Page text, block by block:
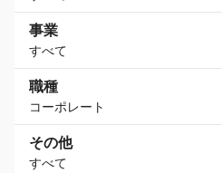
事業
すべて
職種
コーポレート
その他
すべて